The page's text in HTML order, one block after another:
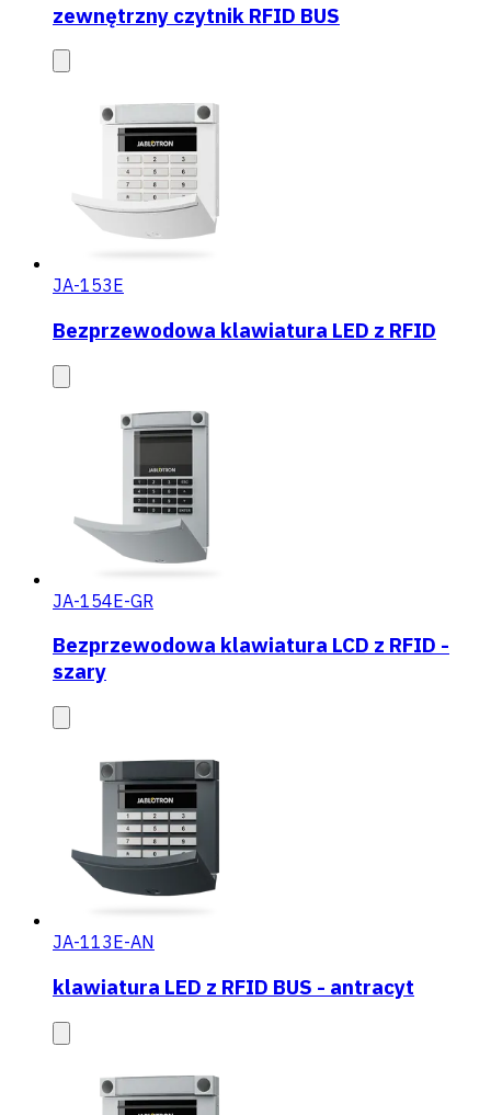
zewnętrzny czytnik RFID BUS
JA-153E
Bezprzewodowa klawiatura LED z RFID
JA-154E-GR
Bezprzewodowa klawiatura LCD z RFID -
szary
JA-113E-AN
klawiatura LED z RFID BUS - antracyt